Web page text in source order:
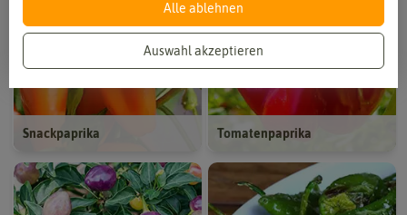
Snackpaprika Tomatenpaprika
Alle ablehnen
Auswahl akzeptieren